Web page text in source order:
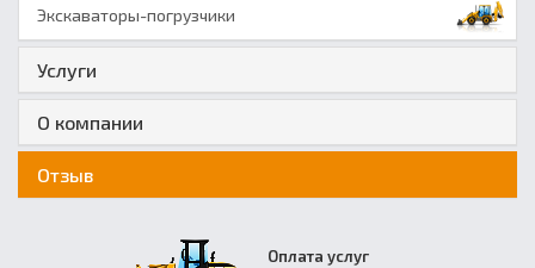
Экскаваторы-погрузчики
Услуги
О компании
Отзыв
Оплата услуг